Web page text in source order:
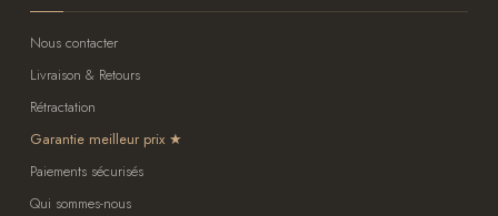
Nous contacter
Livraison & Retours
Rétractation
Garantie meilleur prix
Paiements sécurisés
Qui sommes-nous